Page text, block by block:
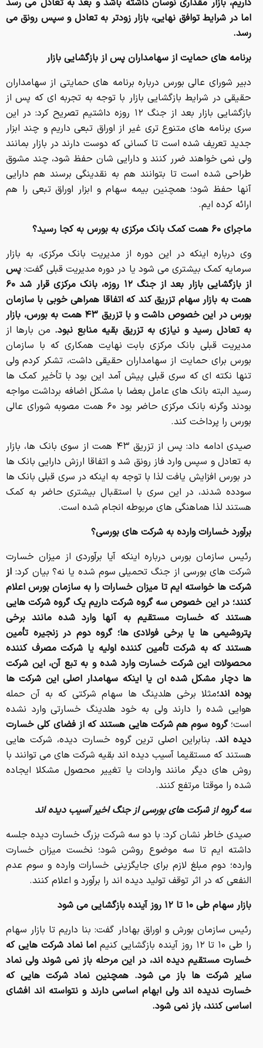
داریم، بازار مقداری نوسان داشته باشد و بعد به تعادل می رسد
اما در شرایط توافق نهایی، بازار زودتر به تعادل و سپس رونق می
رسد.
برنامه های حمایت از سهامداران پس از بازگشایی بازار
دبیر شورای عالی بورس درباره برنامه های حمایتی از سهامداران
حقیقی در شرایط بازگشایی بازار با توجه به تجربه ای که پس از
بازگشایی بازار بعد از جنگ ۱۲ روزه داشتیم تصریح کرد: در این
سری برنامه های متنوع تری غیر از اوراق تبعی داریم و چند ابزار
جدید تعریف شده است تا کسانی که دوست دارند در بازار بمانند
ولی نمی خواهند ضرر کنند و دارایی شان حفظ شود، چند مشوق
طراحی شده است تا بتوانند هم به نقدینگی برسند هم دارایی
آنها حفظ شود؛ همچنین بیمه سهام و ابزار اوراق تبعی را هم
ارائه کرده ایم.
ماجرای ۶۰ همت کمک بانک مرکزی به بورس به کجا رسید؟
وی درباره اینکه در این دوره از مدیریت بانک مرکزی، به بازار
سرمایه کمک بیشتری می شود یا در دوره مدیریت قبلی گفت: پس
از بازگشایی بازار بعد از جنگ ۱۲ روزه، بانک مرکزی قرار شد ۶۰
همت به بازار سهام تزریق کند که اتفاقا همراهی خوبی با سازمان
بورس در این خصوص داشت و با تزریق ۴۳ همت به بورس، بازار
به تعادل رسید و نیازی به تزریق بقیه منابع نبود. من بارها از
مدیریت قبلی بانک مرکزی بابت نهایت همکاری که با سازمان
بورس برای حمایت از سهامداران حقیقی داشت، تشکر کردم ولی
تنها نکته ای که سری قبلی پیش آمد این بود با تأخیر کمک ها
رسید البته بانک های عامل بعضا با مشکل اضافه برداشت مواجه
بودند وگرنه بانک مرکزی حاضر بود ۶۰ همت مصوبه شورای عالی
بورس را پرداخت کند.
صیدی ادامه داد: پس از تزریق ۴۳ همت از سوی بانک ها، بازار
به تعادل و سپس وارد فاز رونق شد و اتفاقا ارزش دارایی بانک ها
در بورس افزایش یافت لذا با توجه به اینکه در سری قبلی بانک ها
سودده شدند، در این سری با استقبال بیشتری حاضر به کمک
هستند لذا هماهنگی های مربوطه انجام شده است.
برآورد خسارات وارده به شرکت های بورسی؟
رئیس سازمان بورس درباره اینکه آیا برآوردی از میزان خسارت
شرکت های بورسی از جنگ تحمیلی سوم شده یا نه؟ بیان کرد: از
شرکت ها خواسته ایم تا میزان خسارات را به سازمان بورس اعلام
کنند؛ در این خصوص سه گروه شرکت داریم یک گروه شرکت هایی
هستند که خسارت مستقیم به آنها وارد شده مانند برخی
پتروشیمی ها یا برخی فولادی ها؛ گروه دوم در زنجیره تأمین
هستند که به شرکت تأمین کننده اولیه یا شرکت مصرف کننده
محصولات این شرکت خسارت وارد شده و به تبع آن، این شرکت
ها دچار مشکل شده ان یا اینکه سهامدار اصلی این شرکت ها
بوده اند؛مثلا برخی هلدینگ ها سهام شرکتی که به آن حمله
هوایی شده را دارند ولی به خود هلدینگ خسارتی وارد نشده
است؛ گروه سوم هم شرکت هایی هستند که از فضای کلی خسارت
دیده اند. بنابراین اصلی ترین گروه خسارت دیده، شرکت هایی
هستند که مستقیما آسیب دیده اند بقیه شرکت های می توانند با
روش های دیگر مانند واردات یا تغییر محصول مشکلا ایجاده
شده را موقتا مرتفع کنند.
سه گروه از شرکت های بورسی از جنگ اخیر آسیب دیده اند
صیدی خاطر نشان کرد: با دو سه شرکت بزرگ خسارت دیده جلسه
داشته ایم تا سه موضوع روشن شود؛ نخست میزان خسارت
وارده؛ دوم مبلغ لازم برای جایگزینی خسارات وارده و سوم عدم
النفعی که در اثر توقف تولید دیده اند را برآورد و اعلام کنند.
بازار سهام طی ۱۰ تا ۱۲ روز آینده بازگشایی می شود
رئیس سازمان بورش و اوراق بهادار گفت: بنا داریم تا بازار سهام
را طی ۱۰ تا ۱۲ روز آینده بازگشایی کنیم
اما نماد شرکت هایی که
خسارت مستقیم دیده اند، در این مرحله باز نمی شوند ولی نماد
سایر شرکت ها باز می شود. همچنین نماد شرکت هایی که
خسارت ندیده اند ولی ابهام اساسی دارند و نتواسته اند افشای
اساسی کنند، باز نمی شود.